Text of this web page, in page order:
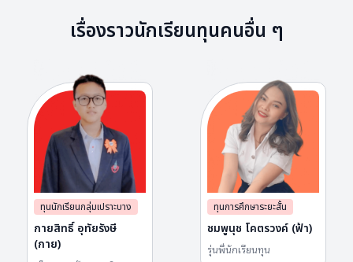
เรื่องราวนักเรียนทุนคนอื่น ๆ
ทุนนักเรียนกลุ่มเปราะบาง
กายสิทธิ์ อุทัยรังษี
(กาย)
ทุนการศึกษาระยะสั้น
ชมพูนุช โคตรวงค์ (ฟ้า)
รุ่น​พี่นักเรียน​ทุน​